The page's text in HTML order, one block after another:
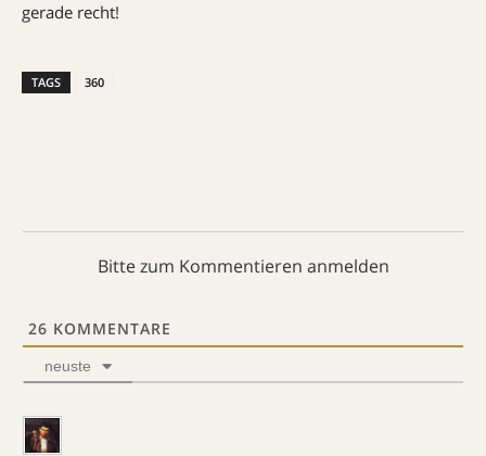
gerade recht!
TAGS 360
Bitte zum Kommentieren anmelden
26 KOMMENTARE
neuste